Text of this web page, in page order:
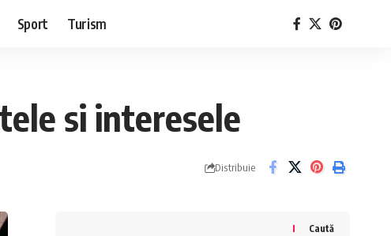
Sport Turism
si interesele
Distribuie
Caută